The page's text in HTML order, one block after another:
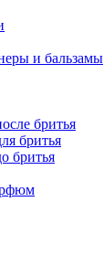
и бальзамы
бритья
бритья
бритья